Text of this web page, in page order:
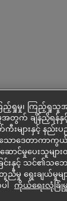
ြည့်ရှုမှု၊ ကြည့်
အတွက် ချိန်ညှိရန်
များနှင့် နည်းပ
သောဒေတာကာ
ာင်မှုပေးသူမျာ
ခြင်းနှင့် သင်၏သ
ရွေးချယ်မှုမျာ
ကိုယ်ရေးလုံခြုံမှု